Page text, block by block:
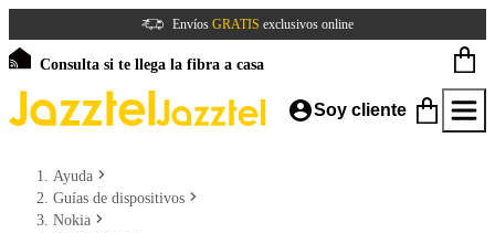
Envíos GRATIS exclusivos online
Consulta si te llega la fibra a casa
Soy cliente
Ayuda
Guías de dispositivos
Nokia